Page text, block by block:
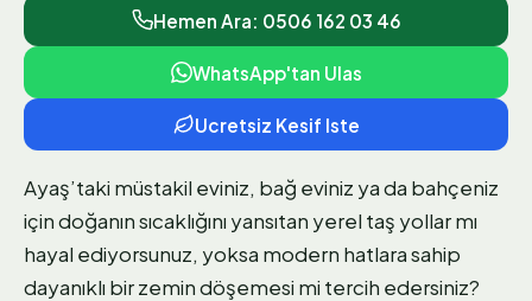
Hemen Ara: 0506 162 03 46
WhatsApp'tan Ulas
Ucretsiz Kesif Iste
Ayaş’taki müstakil eviniz, bağ eviniz ya da bahçeniz
için doğanın sıcaklığını yansıtan yerel taş yollar mı
hayal ediyorsunuz, yoksa modern hatlara sahip
dayanıklı bir zemin döşemesi mi tercih edersiniz?